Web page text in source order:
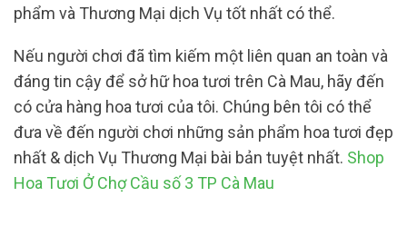
phẩm và Thương Mại dịch Vụ tốt nhất có thể.
Nếu người chơi đã tìm kiếm một liên quan an toàn và
đáng tin cậy để sở hữ hoa tươi trên Cà Mau, hãy đến
có cửa hàng hoa tươi của tôi. Chúng bên tôi có thể
đưa về đến người chơi những sản phẩm hoa tươi đẹp
nhất & dịch Vụ Thương Mại bài bản tuyệt nhất. Shop
Hoa Tươi Ở Chợ Cầu số 3 TP Cà Mau